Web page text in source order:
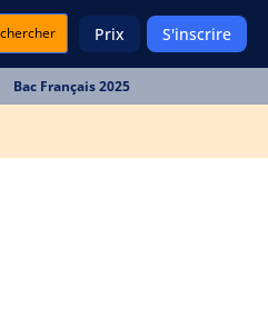
Prix S'inscrire
Bac Français 2025